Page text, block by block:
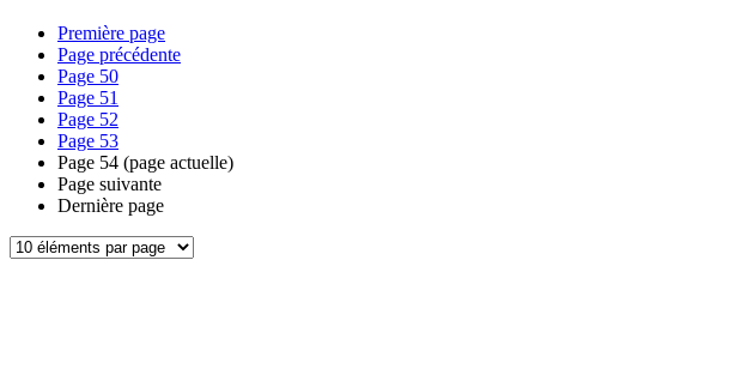
Première page
Page précédente
Page 50
Page 51
Page 52
Page 53
Page 54 (page actuelle)
Page suivante
Dernière page